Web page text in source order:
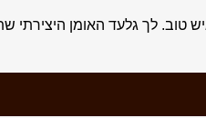
ומעבר שנרגיש טוב. לך גלעד האומן